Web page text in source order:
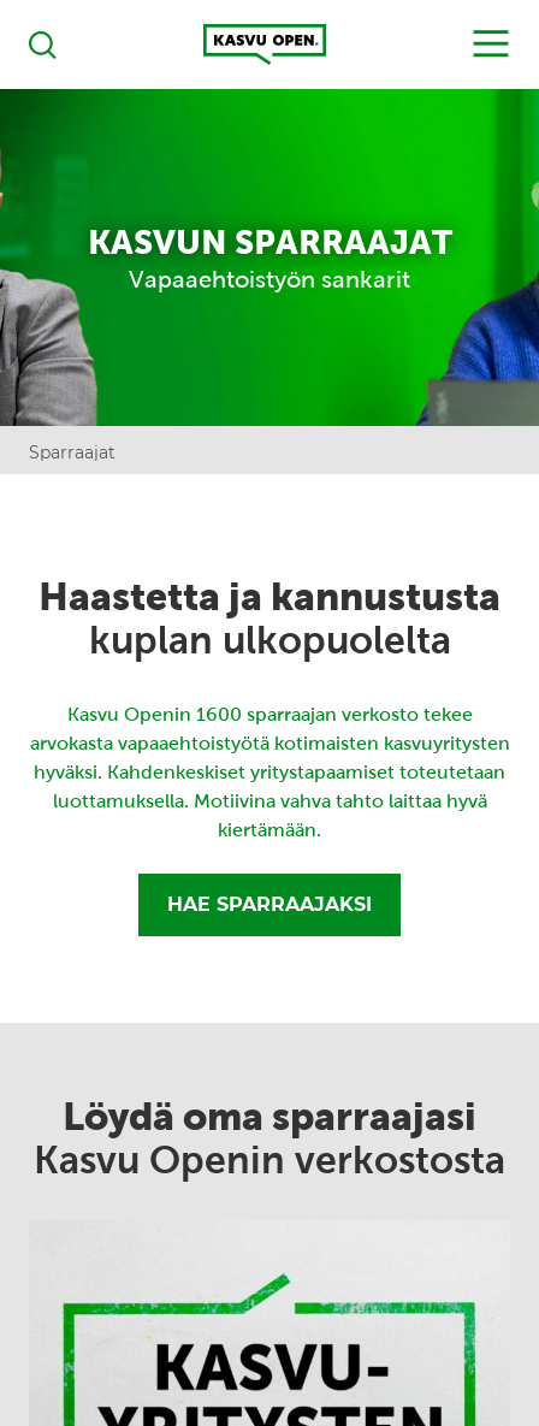
Haku
Kasvu Open
MENU
KASVUN SPARRAAJAT
Vapaaehtoistyön sankarit
Sparraajat
Haastetta ja kannustusta
kuplan ulkopuolelta
Kasvu Openin 1600 sparraajan verkosto tekee
arvokasta vapaaehtoistyötä kotimaisten kasvuyritysten
hyväksi. Kahdenkeskiset yritystapaamiset toteutetaan
luottamuksella. Motiivina vahva tahto laittaa hyvä
kiertämään.
HAE SPARRAAJAKSI
Löydä oma sparraajasi
Kasvu Openin verkostosta